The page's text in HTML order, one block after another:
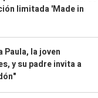
limitada 'Made in
Paula, la joven
y su padre invita a